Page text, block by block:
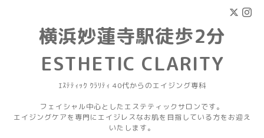
横浜妙蓮寺駅徒歩2分
ESTHETIC CLARITY
ｴｽﾃﾃｨｯｸ ｸﾗﾘﾃｨ 40代からのエイジング専科
フェイシャル中心としたエステティックサロンです。
エイジングケアを専門にエイジレスなお肌を目指している方をお迎え
いたします。